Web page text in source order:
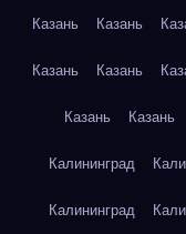
Казань Казань
Казань Казань
Казань Казань
Калининград
Калининград